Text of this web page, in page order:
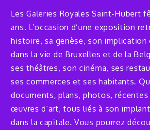
Les Galeries Royales Saint-Hubert
ans. L’occasion d’une exposition
histoire, sa genèse, son implication
dans la vie de Bruxelles et de la
ses théâtres, son cinéma, ses
ses commerces et ses habitants.
documents, plans, photos, récentes
œuvres d’art, tous liés à son
dans la capitale. Vous pourrez